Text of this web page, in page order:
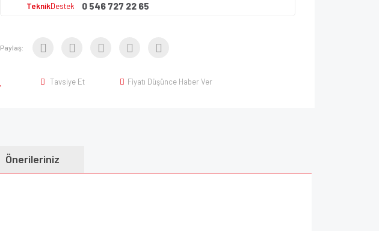
TeknikDestek 0 546 727 22 65
Paylaş:
Tavsiye Et Fiyatı Düşünce Haber Ver
Önerileriniz